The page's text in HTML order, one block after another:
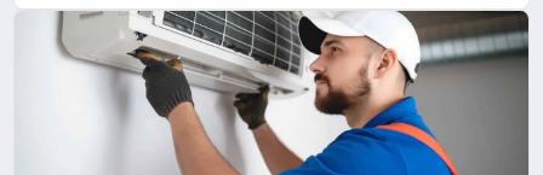
açıklamada şunları kaydetti: